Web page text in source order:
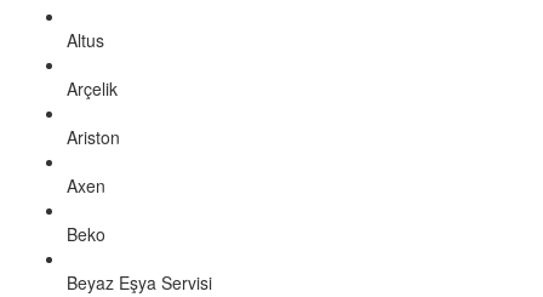
Altus
Arçelik
Ariston
Axen
Beko
Beyaz Eşya Servisi